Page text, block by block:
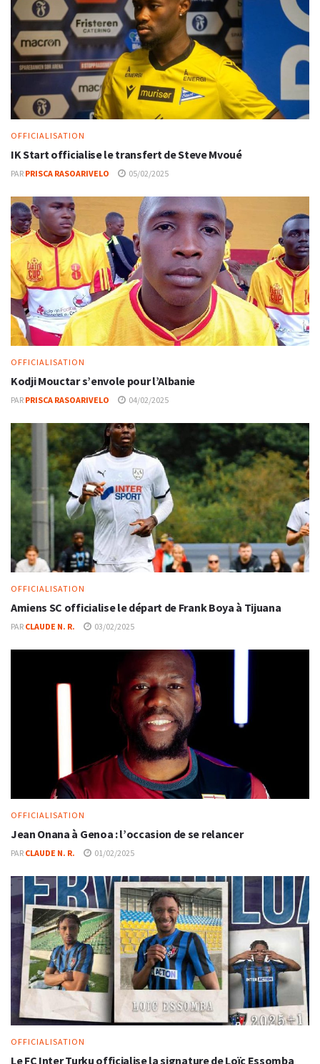
OFFICIALISATION
IK Start officialise le transfert de Steve Mvoué
PAR PRISCA RASOARIVELO 05/02/2025
OFFICIALISATION
Kodji Mouctar s’envole pour l’Albanie
PAR PRISCA RASOARIVELO 04/02/2025
OFFICIALISATION
Amiens SC officialise le départ de Frank Boya à Tijuana
PAR CLAUDE N. R. 03/02/2025
OFFICIALISATION
Jean Onana à Genoa : l’occasion de se relancer
PAR CLAUDE N. R. 01/02/2025
OFFICIALISATION
Le FC Inter Turku officialise la signature de Loïc Essomba